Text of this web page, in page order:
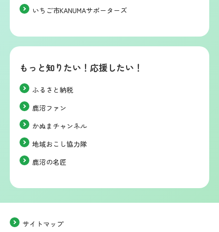
いちご市KANUMAサポーターズ
もっと知りたい！応援したい！
ふるさと納税
鹿沼ファン
かぬまチャンネル
地域おこし協力隊
鹿沼の名匠
サイトマップ